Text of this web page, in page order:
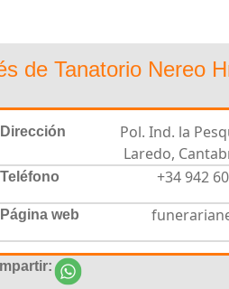
de Tanatorio Nereo
Dirección
Pol. Ind. la
Laredo,
Teléfono +34 942
Página web